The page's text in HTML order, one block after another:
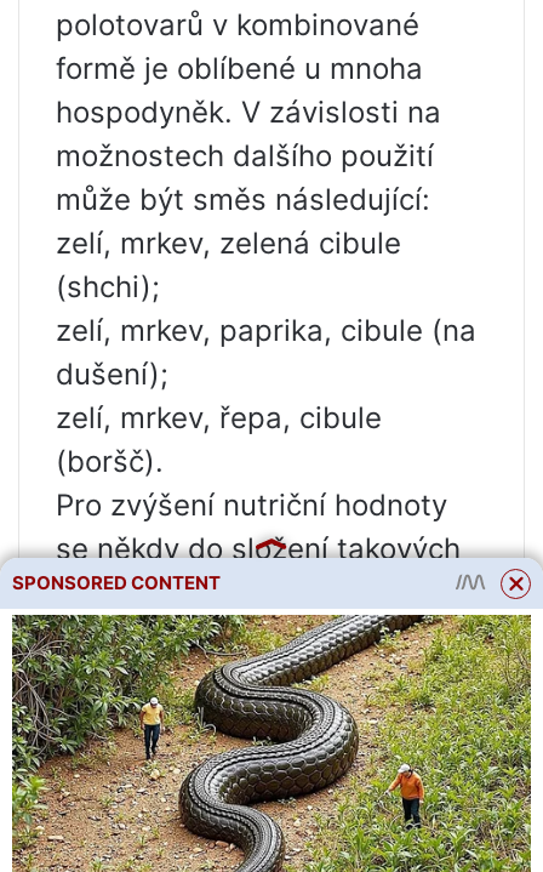
polotovarů v kombinované
formě je oblíbené u mnoha
hospodyněk. V závislosti na
možnostech dalšího použití
může být směs následující:
zelí, mrkev, zelená cibule
(shchi);
zelí, mrkev, paprika, cibule (na
dušení);
zelí, mrkev, řepa, cibule
(boršč).
Pro zvýšení nutriční hodnoty
se někdy do složení takových
talířů zařazují kousky
žampionů, hlíva ústřičná nebo
vařené lesní houby.
SPONSORED CONTENT